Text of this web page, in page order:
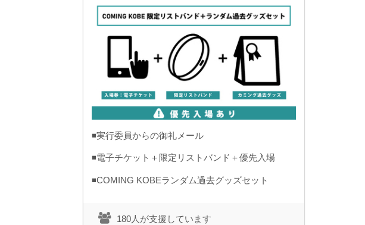
◾️実行委員からの御礼メール
◾️電子チケット＋限定リストバンド＋優先入場
◾️COMING KOBEランダム過去グッズセット
180人が支援しています